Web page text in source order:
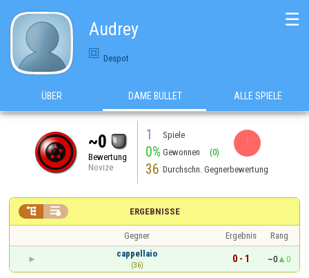
Audrey
Despot
☰
ÜBER DAME BULLET ALLE SPIELE
~0
Bewertung
Novize
1 Spiele
0% Gewonnen (0)
36 Durchschn. Gegnerbewertung
ERGEBNISSE
 
Gegner Ergebnis
Rang
cappellaio
(36)
0 - 1 ~0 0